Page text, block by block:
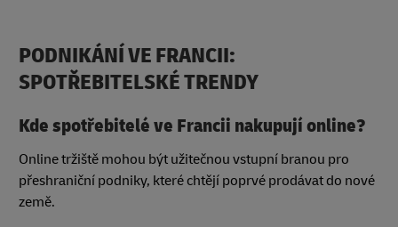
PODNIKÁNÍ VE FRANCII:
SPOTŘEBITELSKÉ TRENDY
Kde spotřebitelé ve Francii nakupují online?
Online tržiště mohou být užitečnou vstupní branou pro
přeshraniční podniky, které chtějí poprvé prodávat do nové
země.